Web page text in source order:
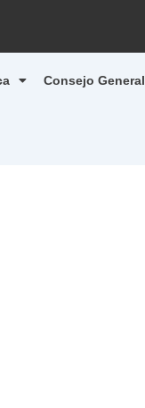
Consejo General